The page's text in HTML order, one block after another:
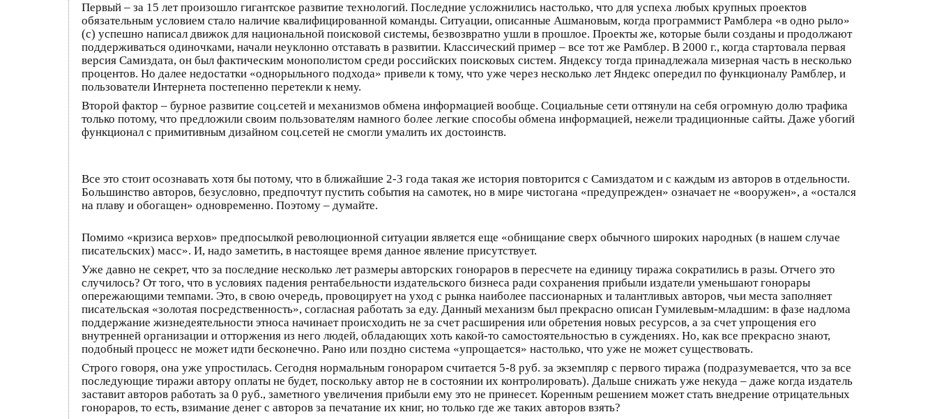
Первый – за 15 лет произошло гигантское развитие технологий. Последние усложнились настолько, что для успеха любых крупных проектов
обязательным условием стало наличие квалифицированной команды. Ситуации, описанные Ашмановым, когда программист Рамблера «в одно рыло»
(с) успешно написал движок для национальной поисковой системы, безвозвратно ушли в прошлое. Проекты же, которые были созданы и продолжают
поддерживаться одиночками, начали неуклонно отставать в развитии. Классический пример – все тот же Рамблер. В 2000 г., когда стартовала первая
версия Самиздата, он был фактическим монополистом среди российских поисковых систем. Яндексу тогда принадлежала мизерная часть в несколько
процентов. Но далее недостатки «однорыльного подхода» привели к тому, что уже через несколько лет Яндекс опередил по функционалу Рамблер, и
пользователи Интернета постепенно перетекли к нему.
Второй фактор – бурное развитие соц.сетей и механизмов обмена информацией вообще. Социальные сети оттянули на себя огромную долю трафика
только потому, что предложили своим пользователям намного более легкие способы обмена информацией, нежели традиционные сайты. Даже убогий
функционал с примитивным дизайном соц.сетей не смогли умалить их достоинств.
Все это стоит осознавать хотя бы потому, что в ближайшие 2-3 года такая же история повторится с Самиздатом и с каждым из авторов в отдельности.
Большинство авторов, безусловно, предпочтут пустить события на самотек, но в мире чистогана «предупрежден» означает не «вооружен», а «остался
на плаву и обогащен» одновременно. Поэтому – думайте.
Помимо «кризиса верхов» предпосылкой революционной ситуации является еще «обнищание сверх обычного широких народных (в нашем случае
писательских) масс». И, надо заметить, в настоящее время данное явление присутствует.
Уже давно не секрет, что за последние несколько лет размеры авторских гонораров в пересчете на единицу тиража сократились в разы. Отчего это
случилось? От того, что в условиях падения рентабельности издательского бизнеса ради сохранения прибыли издатели уменьшают гонорары
опережающими темпами. Это, в свою очередь, провоцирует на уход с рынка наиболее пассионарных и талантливых авторов, чьи места заполняет
писательская «золотая посредственность», согласная работать за еду. Данный механизм был прекрасно описан Гумилевым-младшим: в фазе надлома
поддержание жизнедеятельности этноса начинает происходить не за счет расширения или обретения новых ресурсов, а за счет упрощения его
внутренней организации и отторжения из него людей, обладающих хоть какой-то самостоятельностью в суждениях. Но, как все прекрасно знают,
подобный процесс не может идти бесконечно. Рано или поздно система «упрощается» настолько, что уже не может существовать.
Строго говоря, она уже упростилась. Сегодня нормальным гонораром считается 5-8 руб. за экземпляр с первого тиража (подразумевается, что за все
последующие тиражи автору оплаты не будет, поскольку автор не в состоянии их контролировать). Дальше снижать уже некуда – даже когда издатель
заставит авторов работать за 0 руб., заметного увеличения прибыли ему это не принесет. Коренным решением может стать внедрение отрицательных
гонораров, то есть, взимание денег с авторов за печатание их книг, но только где же таких авторов взять?